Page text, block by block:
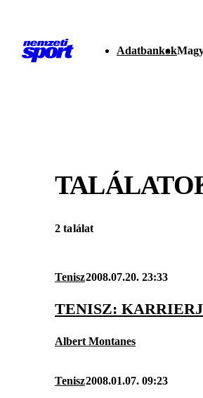
Adatbankok
2 találat
Tenisz2008.07.20. 23:33
TENISZ:
Albert Montanes
Tenisz2008.01.07. 09:23